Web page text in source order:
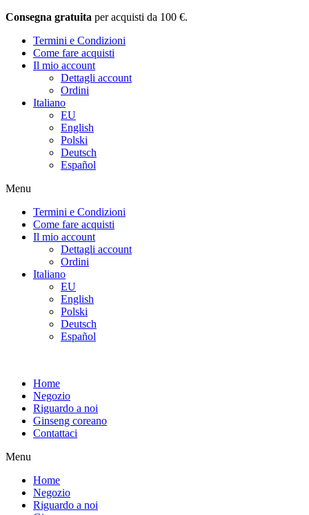
Consegna gratuita per acquisti da 100 €.
Termini e Condizioni
Come fare acquisti
Il mio account
Dettagli account
Ordini
Italiano
EU
English
Polski
Deutsch
Español
Menu
Termini e Condizioni
Come fare acquisti
Il mio account
Dettagli account
Ordini
Italiano
EU
English
Polski
Deutsch
Español
Home
Negozio
Riguardo a noi
Ginseng coreano
Contattaci
Menu
Home
Negozio
Riguardo a noi